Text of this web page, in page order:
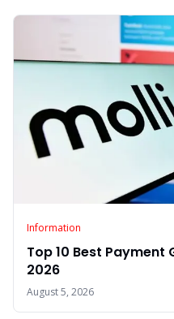
Information
Top 10 Best Payment
2026
August 5, 2026